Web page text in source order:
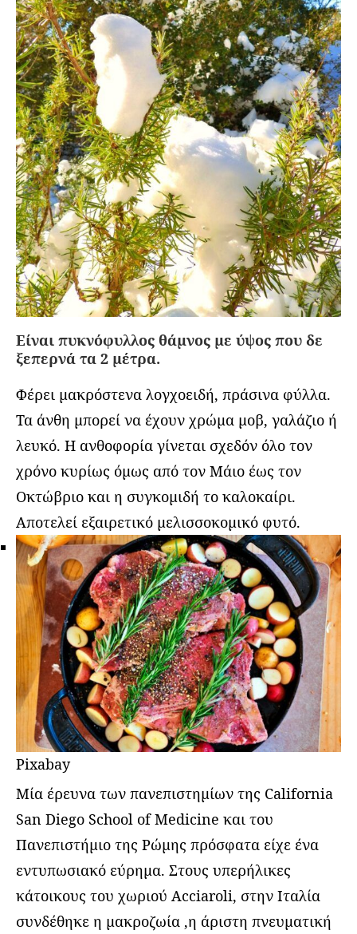
Είναι πυκνόφυλλος θάμνος με ύψος που δε
ξεπερνά τα 2 μέτρα.
Φέρει μακρόστενα λογχοειδή, πράσινα φύλλα.
Τα άνθη μπορεί να έχουν χρώμα μοβ, γαλάζιο ή
λευκό. Η ανθοφορία γίνεται σχεδόν όλο τον
χρόνο κυρίως όμως από τον Μάιο έως τον
Οκτώβριο και η συγκομιδή το καλοκαίρι.
Αποτελεί εξαιρετικό μελισσοκομικό φυτό.
Pixabay
Μία έρευνα των πανεπιστημίων της California
San Diego School of Medicine και του
Πανεπιστήμιο της Ρώμης πρόσφατα είχε ένα
εντυπωσιακό εύρημα. Στους υπερήλικες
κάτοικους του χωριού Acciaroli, στην Ιταλία
συνδέθηκε η μακροζωία ,η άριστη πνευματική